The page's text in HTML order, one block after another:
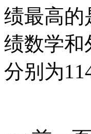
绩最高的
绩数学和
分别为